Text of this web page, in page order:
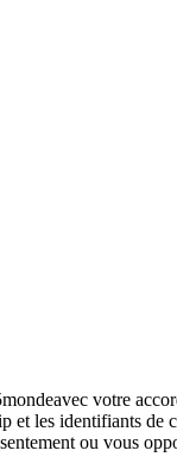
votre
et les identifiants
ou vous